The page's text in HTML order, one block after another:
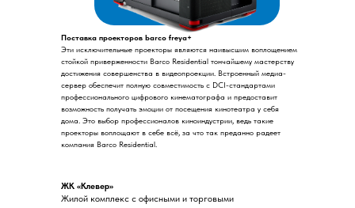
ЖК «Клевер»
Жилой комплекс с офисными и торговыми
Поставка проекторов barco freya+
Эти исключительные проекторы являются наивысшим воплощением
стойкой приверженности Barco Residential тончайшему мастерству
достижения совершенства в видеопроекции. Встроенный медиа-
сервер обеспечит полную совместимость с DCI-стандартами
профессионального цифрового кинематографа и предоставит
возможность получать эмоции от посещения кинотеатра у себя
дома. Это выбор профессионалов киноиндустрии, ведь такие
проекторы воплощают в себе всё, за что так преданно радеет
компания Barco Residential.